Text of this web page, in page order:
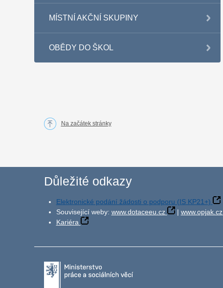
MÍSTNÍ AKČNÍ SKUPINY
OBĚDY DO ŠKOL
Na začátek stránky
Důležité odkazy
Elektronické podání žádosti o podporu (IS KP21+)
Související weby: www.dotaceeu.cz | www.opjak.cz
Kariéra